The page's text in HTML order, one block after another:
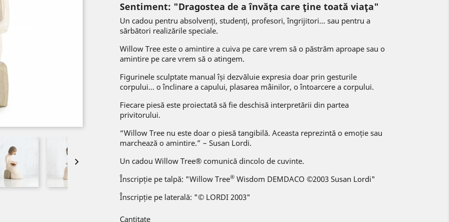

Sentiment: "Dragostea de a învăța care ţine toată viaţa"
Un cadou pentru absolvenți, studenți, profesori, îngrijitori... sau pentru a
sărbători realizările speciale.
Willow Tree este o amintire a cuiva pe care vrem să o păstrăm aproape sau o
amintire pe care vrem să o atingem.
Figurinele sculptate manual își dezvăluie expresia doar prin gesturile
corpului... o înclinare a capului, plasarea mâinilor, o întoarcere a corpului.
Fiecare piesă este proiectată să fie deschisă interpretării din partea
privitorului.
“Willow Tree nu este doar o piesă tangibilă. Aceasta reprezintă o emoție sau
marchează o amintire.” – Susan Lordi.
Un cadou Willow Tree® comunică dincolo de cuvinte.
Înscripție pe talpă: "Willow Tree® Wisdom DEMDACO ©2003 Susan Lordi"
Înscripție pe laterală: "© LORDI 2003"
Cantitate